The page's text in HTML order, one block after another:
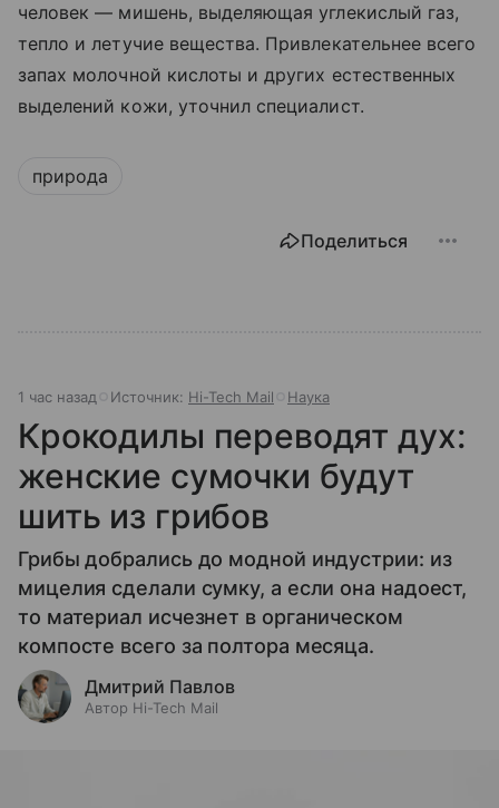
человек — мишень, выделяющая углекислый газ,
тепло и летучие вещества. Привлекательнее всего
запах молочной кислоты и других естественных
выделений кожи, уточнил специалист.
природа
Поделиться
1 час назад Источник: Hi-Tech Mail Наука
Крокодилы переводят дух:
женские сумочки будут
шить из грибов
Грибы добрались до модной индустрии: из
мицелия сделали сумку, а если она надоест,
то материал исчезнет в органическом
компосте всего за полтора месяца.
Дмитрий Павлов
Автор Hi-Tech Mail